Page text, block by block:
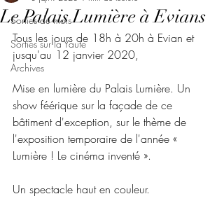
Sorties du mois
Sorties sur la Yaute
Archives
Le Palais Lumière à Evians
Tous les jours de 18h à 20h à Evian et
jusqu'au 12 janvier 2020,
Mise en lumière du Palais Lumière. Un
show féérique sur la façade de ce
bâtiment d'exception, sur le thème de
l'exposition temporaire de l'année «
Lumière ! Le cinéma inventé ».
Un spectacle haut en couleur.